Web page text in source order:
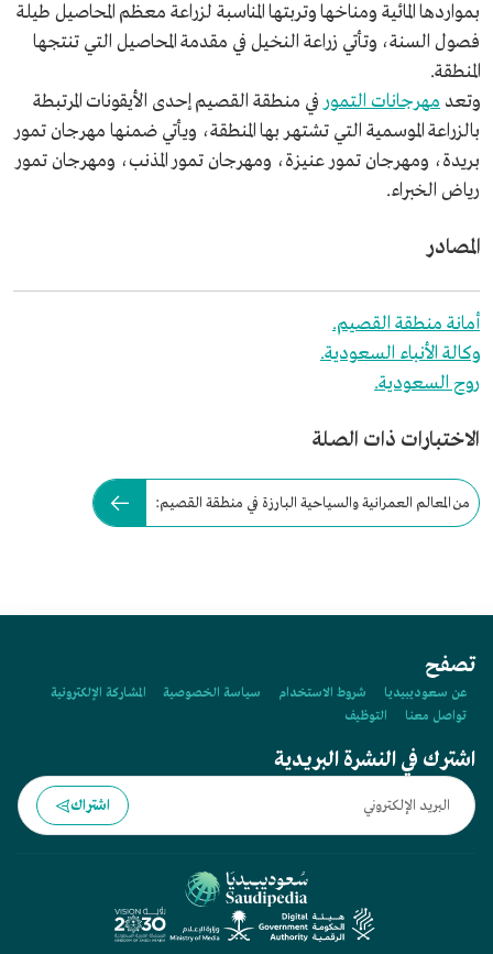
بمواردها المائية ومناخها وتربتها المناسبة لزراعة معظم المحاصيل طيلة
فصول السنة، وتأتي زراعة النخيل في مقدمة المحاصيل التي تنتجها
المنطقة.
وتعد مهرجانات التمور في منطقة القصيم إحدى الأيقونات المرتبطة
بالزراعة الموسمية التي تشتهر بها المنطقة، ويأتي ضمنها مهرجان تمور
بريدة، ومهرجان تمور عنيزة، ومهرجان تمور المذنب، ومهرجان تمور
رياض الخبراء.
المصادر
أمانة منطقة القصيم.
وكالة الأنباء السعودية.
روح السعودية.
الاختبارات ذات الصلة
من المعالم العمرانية والسياحية البارزة في منطقة القصيم:
تصفح
عن سعوديبيديا شروط الاستخدام سياسة الخصوصية
المشاركة الإلكترونية
تواصل معنا
التوظيف
اشترك في النشرة البريدية
اشتراك